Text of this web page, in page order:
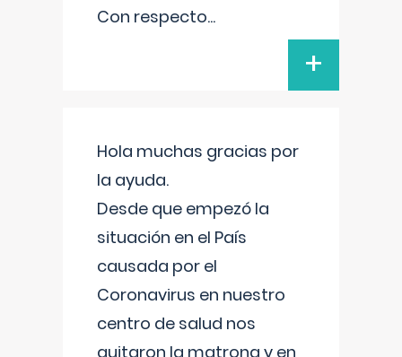
Con respecto...
+
Hola muchas gracias por
la ayuda.
Desde que empezó la
situación en el País
causada por el
Coronavirus en nuestro
centro de salud nos
quitaron la matrona y en